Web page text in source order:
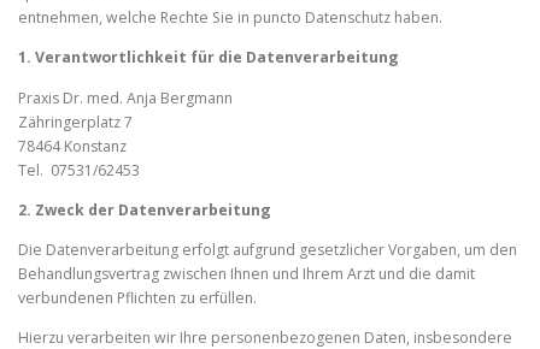
entnehmen, welche Rechte Sie in puncto Datenschutz haben.
1. Verantwortlichkeit für die Datenverarbeitung
Praxis Dr. med. Anja Bergmann
Zähringerplatz 7
78464 Konstanz
Tel. 07531/62453
2. Zweck der Datenverarbeitung
Die Datenverarbeitung erfolgt aufgrund gesetzlicher Vorgaben, um den
Behandlungsvertrag zwischen Ihnen und Ihrem Arzt und die damit
verbundenen Pflichten zu erfüllen.
Hierzu verarbeiten wir Ihre personenbezogenen Daten, insbesondere